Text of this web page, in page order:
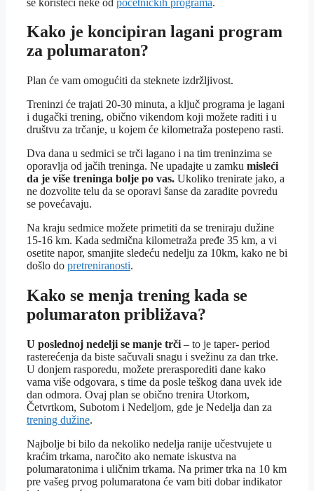
Kako je koncipiran lagani program
za polumaraton?
Plan će vam omogućiti da steknete izdržljivost.
Treninzi će trajati 20-30 minuta, a ključ programa je lagani
i dugački trening, obično vikendom koji možete raditi i u
društvu za trčanje, u kojem će kilometraža postepeno rasti.
Dva dana u sedmici se trči lagano i na tim treninzima se
oporavlja od jačih treninga. Ne upadajte u zamku misleći
da je više treninga bolje po vas. Ukoliko trenirate jako, a
ne dozvolite telu da se oporavi šanse da zaradite povredu
se povećavaju.
Na kraju sedmice možete primetiti da se treniraju dužine
15-16 km. Kada sedmična kilometraža pređe 35 km, a vi
osetite napor, smanjite sledeću nedelju za 10km, kako ne bi
došlo do pretreniranosti.
Kako se menja trening kada se
polumaraton približava?
U poslednoj nedelji se manje trči – to je taper- period
rasterećenja da biste sačuvali snagu i svežinu za dan trke.
U donjem rasporedu, možete prerasporediti dane kako
vama više odgovara, s time da posle teškog dana uvek ide
dan odmora. Ovaj plan se obično trenira Utorkom,
Četvrtkom, Subotom i Nedeljom, gde je Nedelja dan za
trening dužine.
Najbolje bi bilo da nekoliko nedelja ranije učestvujete u
kraćim trkama, naročito ako nemate iskustva na
polumaratonima i uličnim trkama. Na primer trka na 10 km
pre vašeg prvog polumaratona će vam biti dobar indikator